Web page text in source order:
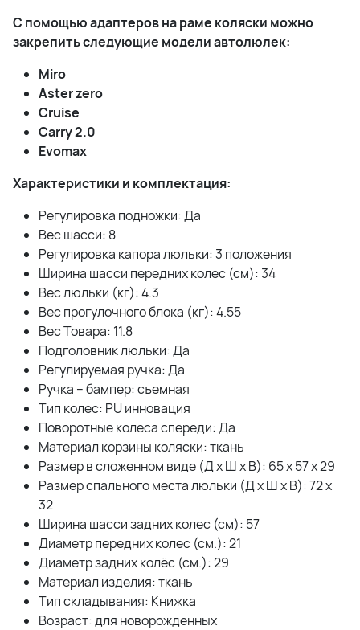
С помощью адаптеров на раме коляски можно
закрепить следующие модели автолюлек:
Miro
Aster zero
Cruise
Carry 2.0
Evomax
Характеристики и комплектация:
Регулировка подножки: Да
Вес шасси: 8
Регулировка капора люльки: 3 положения
Ширина шасси передних колес (см): 34
Вес люльки (кг): 4.3
Вес прогулочного блока (кг): 4.55
Вес Товара: 11.8
Подголовник люльки: Да
Регулируемая ручка: Да
Ручка – бампер: съемная
Тип колес: PU инновация
Поворотные колеса спереди: Да
Материал корзины коляски: ткань
Размер в сложенном виде (Д x Ш x В): 65 x 57 x 29
Размер спального места люльки (Д x Ш x В): 72 x
32
Ширина шасси задних колес (см): 57
Диаметр передних колес (см.): 21
Диаметр задних колёс (см.): 29
Материал изделия: ткань
Тип складывания: Книжка
Возраст: для новорожденных